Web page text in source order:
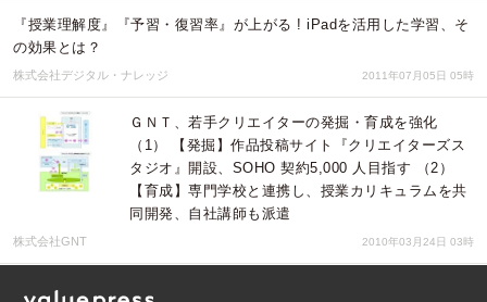
『授業理解度』『予習・復習率』が上がる ! iPadを活用した学習、そ
の効果とは？
株式会社デジタル・ナレッジ 2011年07月05日 05時
ＧＮＴ、若手クリエイターの発掘・育成を強化
（1） 【発掘】作品投稿サイト『クリエイターズス
タジオ』開設、SOHO 契約5,000 人目指す （2）
【育成】専門学校と連携し、授業カリキュラムを共
同開発、自社講師も派遣
株式会社GNT 2010年03月24日 03時